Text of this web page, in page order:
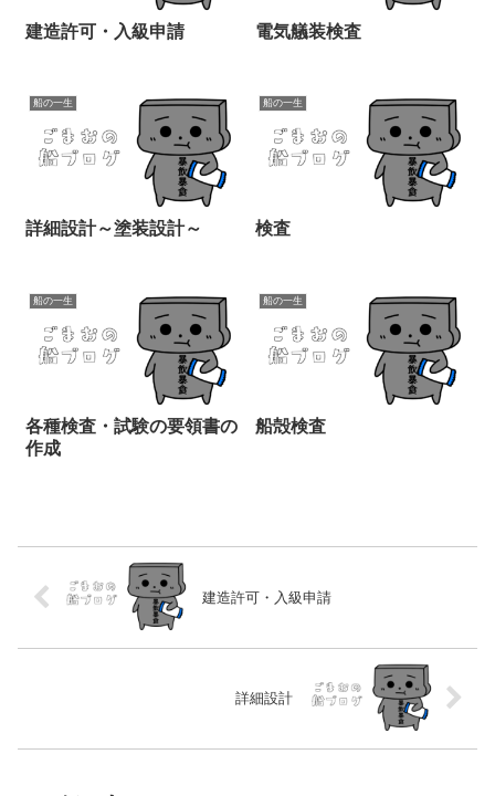
建造許可・入級申請 電気艤装検査
船の一生
詳細設計～塗装設計～
船の一生
検査
船の一生
各種検査・試験の要領書の
作成
船の一生
船殻検査
詳細設計
建造許可・入級申請